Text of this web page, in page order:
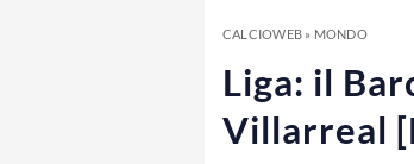
CALCIOWEB» MONDO
Liga: il
Villarreal